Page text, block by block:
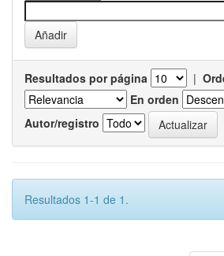
Resultados por página |
En orden
Autor/registro
Resultados 1-1 de 1.